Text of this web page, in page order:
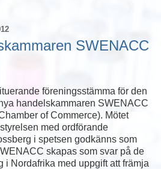
SWENACC
föreningsstämma för den
handelskammaren SWENACC
of Commerce). Mötet
med ordförande
i spetsen godkänns som
skapas som svar på de
i Nordafrika med uppgift att främja